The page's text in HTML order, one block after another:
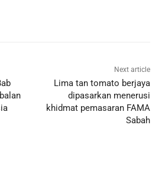
Next article
Lima tan tomato berjaya
dipasarkan menerusi
khidmat pemasaran FAMA
Sabah